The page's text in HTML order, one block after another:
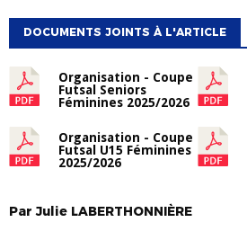
DOCUMENTS JOINTS À L'ARTICLE
Organisation - Coupe
Futsal Seniors
Féminines 2025/2026
Organisation - Coupe
Futsal U15 Féminines
2025/2026
ParJulie LABERTHONNIÈRE